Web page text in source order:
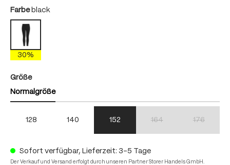
Farbeauswählen
black
black
30%
Größeauswählen
Normalgröße
128 140 152 164 176
Sofort verfügbar, Lieferzeit: 3-5 Tage
Der Verkauf und Versand erfolgt durch unseren Partner Storer Handels GmbH.